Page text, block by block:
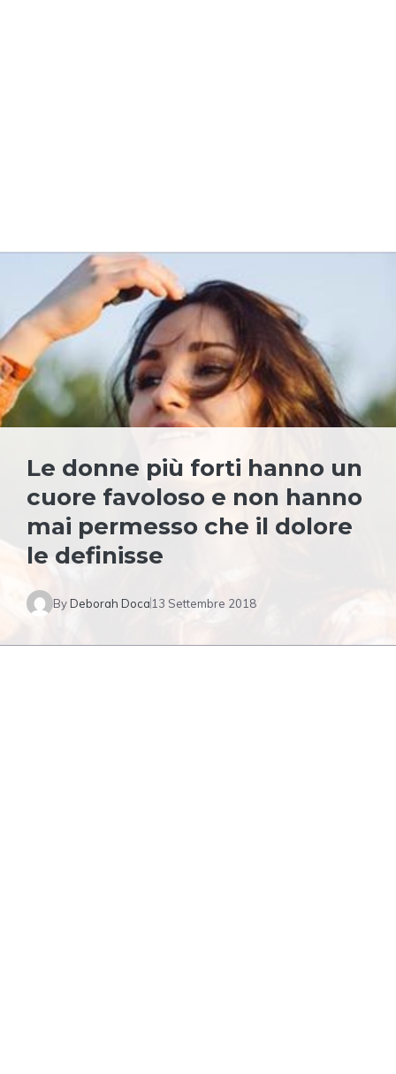
Le donne più forti hanno un
cuore favoloso e non hanno
mai permesso che il dolore
le definisse
ByDeborah Doca 13 Settembre 2018